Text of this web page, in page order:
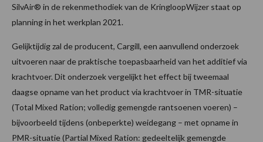
SilvAir® in de rekenmethodiek van de KringloopWijzer staat op
planning in het werkplan 2021.
Gelijktijdig zal de producent, Cargill, een aanvullend onderzoek
uitvoeren naar de praktische toepasbaarheid van het additief via
krachtvoer. Dit onderzoek vergelijkt het effect bij tweemaal
daagse opname van het product via krachtvoer in TMR-situatie
(Total Mixed Ration; volledig gemengde rantsoenen voeren) –
bijvoorbeeld tijdens (onbeperkte) weidegang – met opname in
PMR-situatie (Partial Mixed Ration: gedeeltelijk gemengde